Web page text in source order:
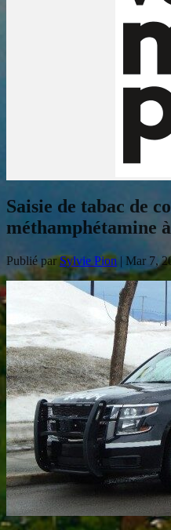
Saisie de tabac de
méthamphétamine
Publié parSylvie Pion | Mar 7,